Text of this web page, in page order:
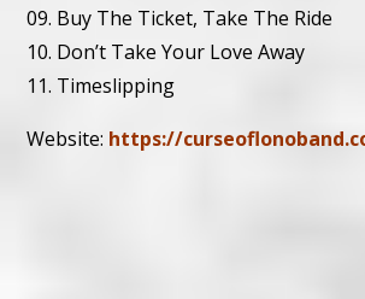
09. Buy The Ticket, Take The Ride
10. Don’t Take Your Love Away
11. Timeslipping
Website: https://